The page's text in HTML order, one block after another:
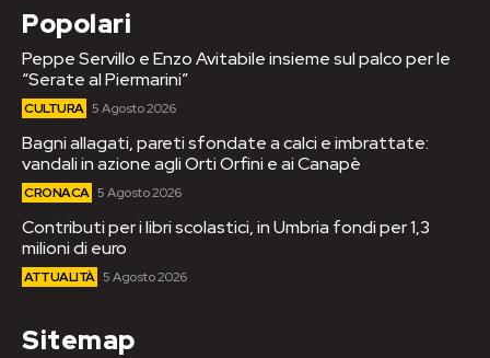
Popolari
Peppe Servillo e Enzo Avitabile insieme sul palco per le
“Serate al Piermarini”
CULTURA 5 Agosto 2026
Bagni allagati, pareti sfondate a calci e imbrattate:
vandali in azione agli Orti Orfini e ai Canapè
CRONACA 5 Agosto 2026
Contributi per i libri scolastici, in Umbria fondi per 1,3
milioni di euro
ATTUALITÀ 5 Agosto 2026
Sitemap